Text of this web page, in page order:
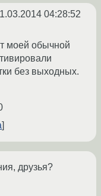
04:28:52
моей обычной
без выходных.
друзья?